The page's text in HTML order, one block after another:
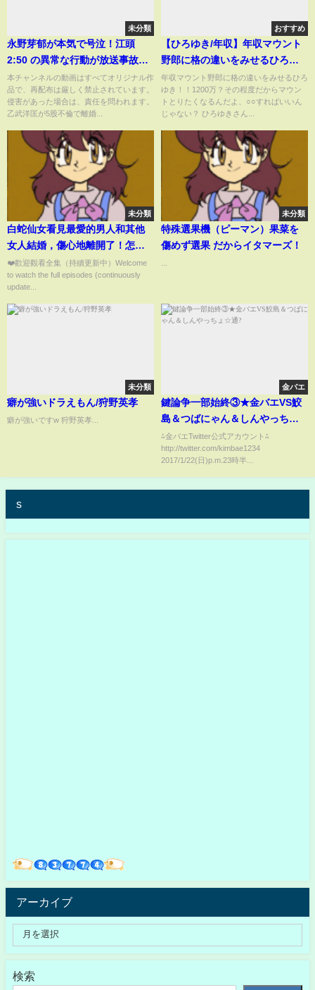
未分類
永野芽郁が本気で号泣！江頭
2:50 の異常な行動が放送事故に
つながり関係者が大いに激怒..放
送中の加害事件が裁判に発展す
る真相いて全員が耳を疑う
本チャンネルの動画はすべてオリジナル作
品で、再配布は厳しく禁止されています。
侵害があった場合は、責任を問われます。
乙武洋匡が5股不倫で離婚...
おすすめ
【ひろゆき/年収】年収マウント
野郎に格の違いをみせるひろゆ
き！！その程度だからマウント
とりたくなるんだよ！【切り抜
き】
年収マウント野郎に格の違いをみせるひろ
ゆき！！1200万？その程度だからマウン
トとりたくなるんだよ、○○すればいいん
じゃない？ ひろゆきさん...
未分類
白蛇仙女看見最愛的男人和其他
女人結婚，傷心地離開了！怎料
男人竟逃婚來見她！05#中國電視
劇 #任嘉倫 #AllenRen #楊紫
❤️歡迎觀看全集（持續更新中）Welcome
to watch the full episodes (continuously
update...
未分類
特殊選果機（ピーマン）果菜を
傷めず選果 だからイタマーズ！
未分類
癖が強いドラえもん/狩野英孝
癖が強いですw 狩野英孝...
金バエ
鍵論争一部始終③★金バエVS鮫
島＆つばにゃん＆しんやっちょ
☆通?
⁂金バエTwitter公式アカウント⁂
http://twitter.com/kimbae1234
2017/1/22(日)p.m.23時半...
s
アーカイブ
検索